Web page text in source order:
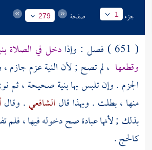
جزء 1 صفحة 279
( 651 ) فصل : وإذا
دخل في الصلاة
وقطعها ، لم تصح ; لأن النية عزم جازم
الجزم . وإن تلبس بها بنية صحيحة ، ثم
منها ، بطلت . وبهذا قال الشافعي. وقال
بذلك ; لأنها عبادة صح دخوله فيها ، فلم
كالحج .